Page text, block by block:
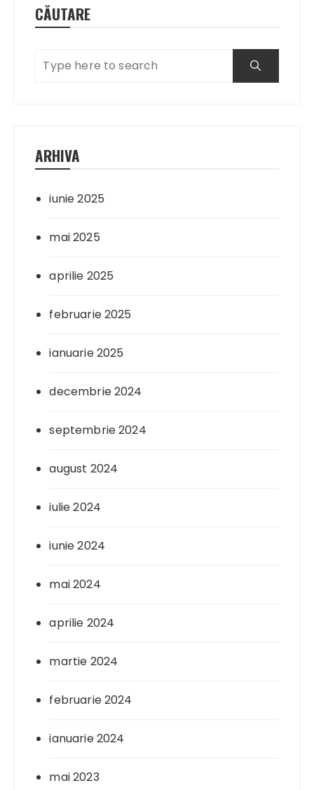
CĂUTARE
ARHIVA
iunie 2025
mai 2025
aprilie 2025
februarie 2025
ianuarie 2025
decembrie 2024
septembrie 2024
august 2024
iulie 2024
iunie 2024
mai 2024
aprilie 2024
martie 2024
februarie 2024
ianuarie 2024
mai 2023